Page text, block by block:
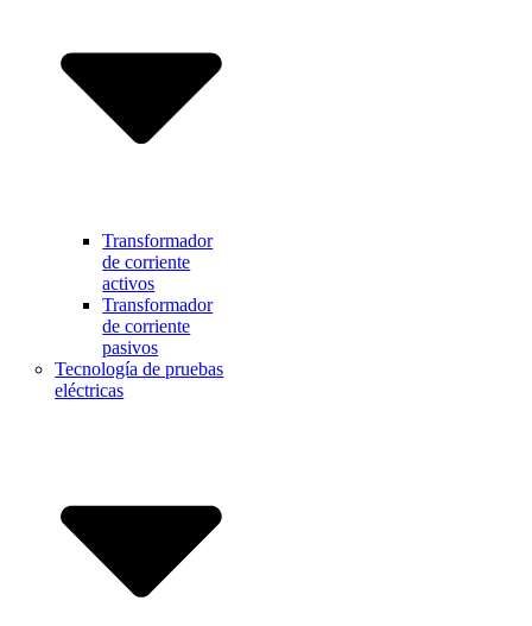
Transformador
de corriente
activos
Transformador
de corriente
pasivos
Tecnología de pruebas
eléctricas